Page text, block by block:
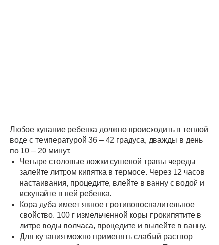
Любое купание ребенка должно происходить в теплой
воде с температурой 36 – 42 градуса, дважды в день
по 10 – 20 минут.
Четыре столовые ложки сушеной травы череды
залейте литром кипятка в термосе. Через 12 часов
настаивания, процедите, влейте в ванну с водой и
искупайте в ней ребенка.
Кора дуба имеет явное противовоспалительное
свойство. 100 г измельченной коры прокипятите в
литре воды полчаса, процедите и вылейте в ванну.
Для купания можно применять слабый раствор